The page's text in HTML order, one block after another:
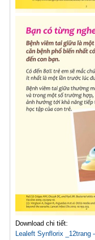
Download chi tiết:
Lealeft Synflorix _12trang